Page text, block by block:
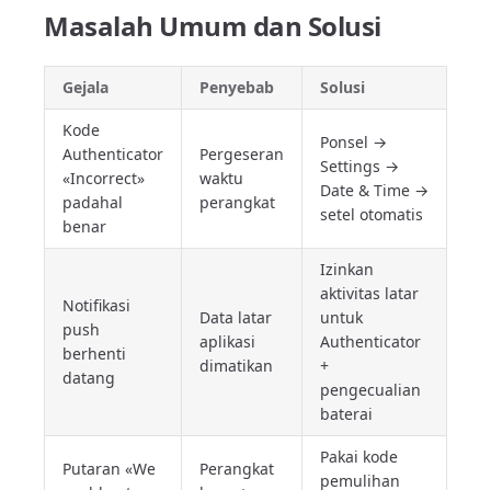
Masalah Umum dan Solusi
Gejala Penyebab Solusi
Kode
Authenticator
«Incorrect»
padahal
benar
Pergeseran
waktu
perangkat
Ponsel →
Settings →
Date & Time →
setel otomatis
Notifikasi
push
berhenti
datang
Data latar
aplikasi
dimatikan
Izinkan
aktivitas latar
untuk
Authenticator
+
pengecualian
baterai
Putaran «We
Perangkat
Pakai kode
pemulihan